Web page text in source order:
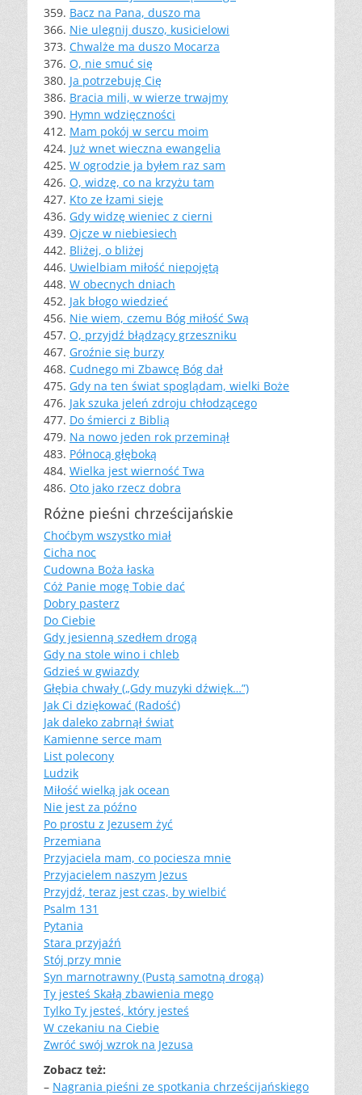
359. Bacz na Pana, duszo ma
366. Nie ulegnij duszo, kusicielowi
373. Chwalże ma duszo Mocarza
376. O, nie smuć się
380. Ja potrzebuję Cię
386. Bracia mili, w wierze trwajmy
390. Hymn wdzięczności
412. Mam pokój w sercu moim
424. Już wnet wieczna ewangelia
425. W ogrodzie ja byłem raz sam
426. O, widzę, co na krzyżu tam
427. Kto ze łzami sieje
436. Gdy widzę wieniec z cierni
439. Ojcze w niebiesiech
442. Bliżej, o bliżej
446. Uwielbiam miłość niepojętą
448. W obecnych dniach
452. Jak błogo wiedzieć
456. Nie wiem, czemu Bóg miłość Swą
457. O, przyjdź błądzący grzeszniku
467. Groźnie się burzy
468. Cudnego mi Zbawcę Bóg dał
475. Gdy na ten świat spoglądam, wielki Boże
476. Jak szuka jeleń zdroju chłodzącego
477. Do śmierci z Biblią
479. Na nowo jeden rok przeminął
483. Północą głęboką
484. Wielka jest wierność Twa
486. Oto jako rzecz dobra
Różne pieśni chrześcijańskie
Choćbym wszystko miał
Cicha noc
Cudowna Boża łaska
Cóż Panie mogę Tobie dać
Dobry pasterz
Do Ciebie
Gdy jesienną szedłem drogą
Gdy na stole wino i chleb
Gdzieś w gwiazdy
Głębia chwały („Gdy muzyki dźwięk…”)
Jak Ci dziękować (Radość)
Jak daleko zabrnął świat
Kamienne serce mam
List polecony
Ludzik
Miłość wielką jak ocean
Nie jest za późno
Po prostu z Jezusem żyć
Przemiana
Przyjaciela mam, co pociesza mnie
Przyjacielem naszym Jezus
Przyjdź, teraz jest czas, by wielbić
Psalm 131
Pytania
Stara przyjaźń
Stój przy mnie
Syn marnotrawny (Pustą samotną drogą)
Ty jesteś Skałą zbawienia mego
Tylko Ty jesteś, który jesteś
W czekaniu na Ciebie
Zwróć swój wzrok na Jezusa
Zobacz też:
– Nagrania pieśni ze spotkania chrześcijańskiego